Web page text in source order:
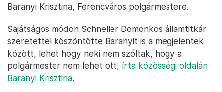
Baranyi Krisztina, Ferencváros polgármestere.
Sajátságos módon Schneller Domonkos államtitkár
szeretettel köszöntötte Baranyit is a megjelentek
között, lehet hogy neki nem szóltak, hogy a
polgármester nem lehet ott, írta közösségi oldalán
Baranyi Krisztina.